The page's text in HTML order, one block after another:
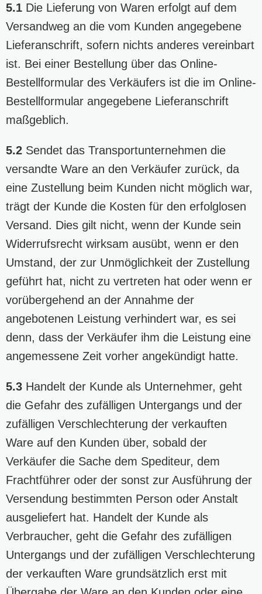
5.1 Die Lieferung von Waren erfolgt auf dem
Versandweg an die vom Kunden angegebene
Lieferanschrift, sofern nichts anderes vereinbart
ist. Bei einer Bestellung über das Online-
Bestellformular des Verkäufers ist die im Online-
Bestellformular angegebene Lieferanschrift
maßgeblich.
5.2 Sendet das Transportunternehmen die
versandte Ware an den Verkäufer zurück, da
eine Zustellung beim Kunden nicht möglich war,
trägt der Kunde die Kosten für den erfolglosen
Versand. Dies gilt nicht, wenn der Kunde sein
Widerrufsrecht wirksam ausübt, wenn er den
Umstand, der zur Unmöglichkeit der Zustellung
geführt hat, nicht zu vertreten hat oder wenn er
vorübergehend an der Annahme der
angebotenen Leistung verhindert war, es sei
denn, dass der Verkäufer ihm die Leistung eine
angemessene Zeit vorher angekündigt hatte.
5.3 Handelt der Kunde als Unternehmer, geht
die Gefahr des zufälligen Untergangs und der
zufälligen Verschlechterung der verkauften
Ware auf den Kunden über, sobald der
Verkäufer die Sache dem Spediteur, dem
Frachtführer oder der sonst zur Ausführung der
Versendung bestimmten Person oder Anstalt
ausgeliefert hat. Handelt der Kunde als
Verbraucher, geht die Gefahr des zufälligen
Untergangs und der zufälligen Verschlechterung
der verkauften Ware grundsätzlich erst mit